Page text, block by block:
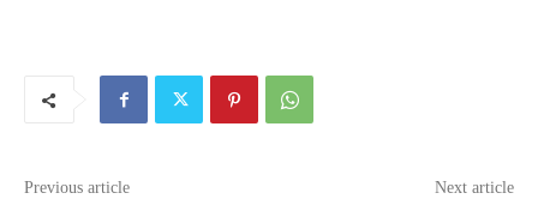
Previous article Next article